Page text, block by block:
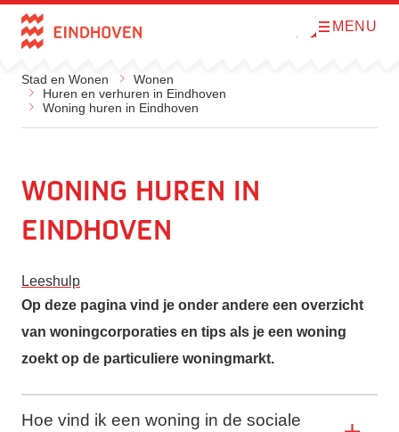
Direct naar de inhoud
O
MENU
Stad en Wonen
Wonen
Huren en verhuren in Eindhoven
Woning huren in Eindhoven
Woning huren in
Eindhoven
Leeshulp
Op deze pagina vind je onder andere een overzicht
van woningcorporaties en tips als je een woning
zoekt op de particuliere woningmarkt.
Hoe vind ik een woning in de sociale